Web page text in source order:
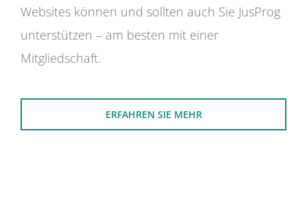
Websites können und sollten auch Sie JusProg
unterstützen – am besten mit einer
Mitgliedschaft.
ERFAHREN SIE MEHR